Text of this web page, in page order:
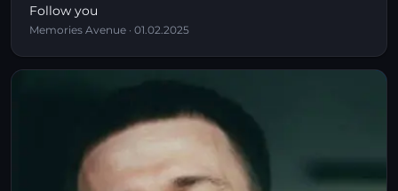
Follow you
Memories Avenue · 01.02.2025